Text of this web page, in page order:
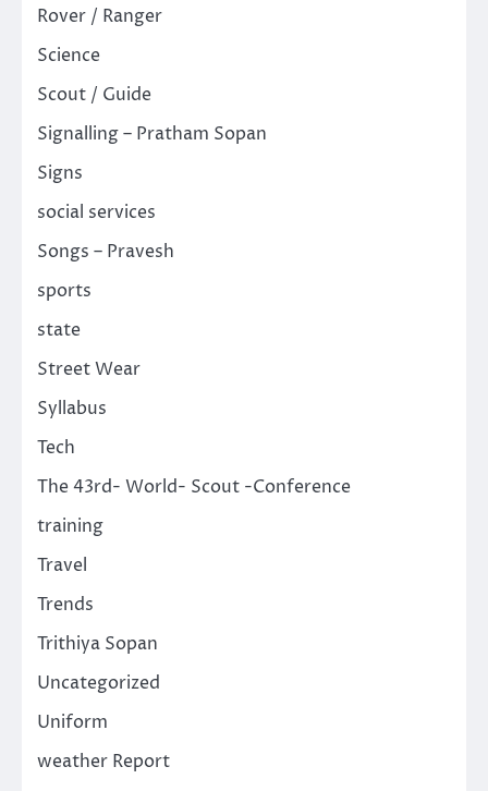
Rover / Ranger
Science
Scout / Guide
Signalling – Pratham Sopan
Signs
social services
Songs – Pravesh
sports
state
Street Wear
Syllabus
Tech
The 43rd- World- Scout -Conference
training
Travel
Trends
Trithiya Sopan
Uncategorized
Uniform
weather Report